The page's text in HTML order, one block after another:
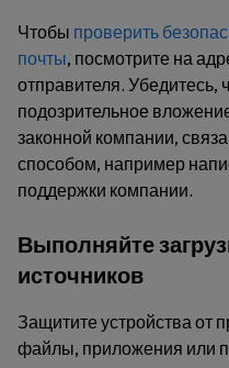
Чтобы проверить
почты, посмотрите на
отправителя. Убедитесь,
подозрительное
законной компании,
способом, например
поддержки компании.
Выполняйте
источников
Защитите устройства от
файлы, приложения или